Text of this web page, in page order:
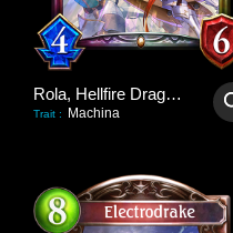
Rola, Hellfire Dragoon
Trait : Machina